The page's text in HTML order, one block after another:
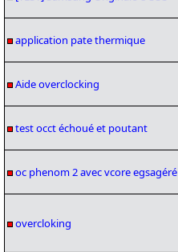
application pate thermique
Aide overclocking
test occt échoué et poutant
oc phenom 2 avec vcore egsagéré
overcloking